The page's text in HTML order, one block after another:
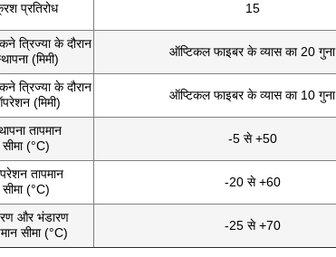
प्रतिरोध 15
त्रिज्या के दौरान
(मिमी)
ऑप्टिकल फाइबर के व्यास का 20 गुना
त्रिज्या के दौरान
(मिमी)
ऑप्टिकल फाइबर के व्यास का 10 गुना
तापमान
सीमा (°C)
-5 से +50
तापमान
सीमा (°C)
-20 से +60
और भंडारण
सीमा (°C)
-25 से +70